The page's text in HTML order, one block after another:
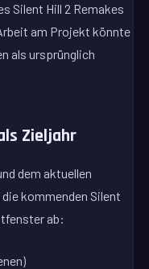
Silent Hill 2 Remakes
am Projekt könnte
als ursprünglich
Zieljahr
dem aktuellen
kommenden Silent
ab: